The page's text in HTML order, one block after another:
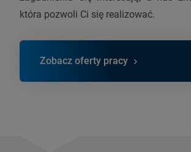
która pozwoli Ci się realizować.
Zobacz oferty pracy